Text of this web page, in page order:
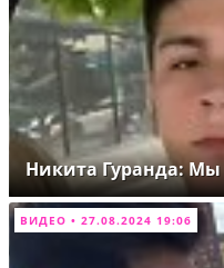
Никита Гуранда: Мы
ВИДЕО • 27.08.2024 19:06